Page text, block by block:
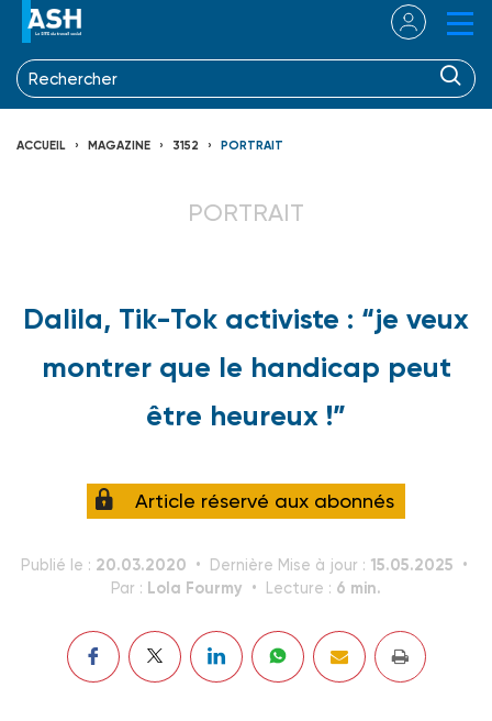
ACCUEIL MAGAZINE 3152 PORTRAIT
PORTRAIT
Dalila, Tik-Tok activiste : “je veux
montrer que le handicap peut
être heureux !”
Article réservé aux abonnés
Publié le : 20.03.2020 Dernière Mise à jour : 15.05.2025
Par : Lola Fourmy Lecture : 6 min.